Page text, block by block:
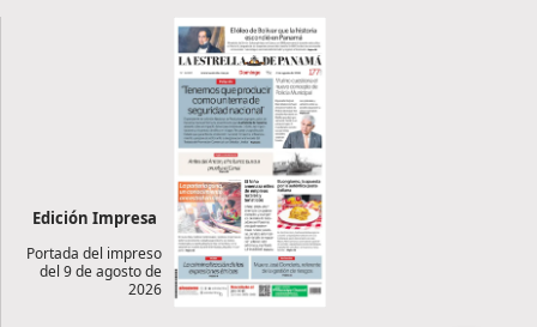
Edición Impresa
Portada del impreso
del 9 de agosto de
2026